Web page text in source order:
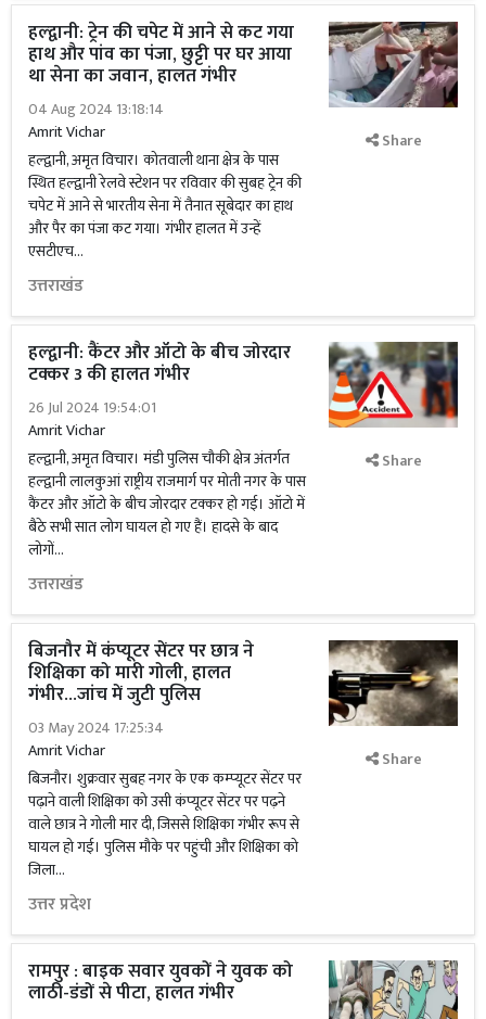
हल्द्वानी: ट्रेन की चपेट में आने से कट गया
हाथ और पांव का पंजा, छुट्टी पर घर आया
था सेना का जवान, हालत गंभीर
04 Aug 2024 13:18:14
Amrit Vichar
हल्द्वानी, अमृत विचार। कोतवाली थाना क्षेत्र के पास
स्थित हल्द्वानी रेलवे स्टेशन पर रविवार की सुबह ट्रेन की
चपेट में आने से भारतीय सेना में तैनात सूबेदार का हाथ
और पैर का पंजा कट गया। गंभीर हालत में उन्हें
एसटीएच...
उत्तराखंड
Share
हल्द्वानी: कैंटर और ऑटो के बीच जोरदार
टक्कर 3 की हालत गंभीर
26 Jul 2024 19:54:01
Amrit Vichar
हल्द्वानी, अमृत विचार। मंडी पुलिस चौकी क्षेत्र अंतर्गत
हल्द्वानी लालकुआं राष्ट्रीय राजमार्ग पर मोती नगर के पास
कैंटर और ऑटो के बीच जोरदार टक्कर हो गई। ऑटो में
बैठे सभी सात लोग घायल हो गए हैं। हादसे के बाद
लोगों...
उत्तराखंड
Share
बिजनौर में कंप्यूटर सेंटर पर छात्र ने
शिक्षिका को मारी गोली, हालत
गंभीर...जांच में जुटी पुलिस
03 May 2024 17:25:34
Amrit Vichar
बिजनौर। शुक्रवार सुबह नगर के एक कम्प्यूटर सेंटर पर
पढ़ाने वाली शिक्षिका को उसी कंप्यूटर सेंटर पर पढ़ने
वाले छात्र ने गोली मार दी, जिससे शिक्षिका गंभीर रूप से
घायल हो गई। पुलिस मौके पर पहुंची और शिक्षिका को
जिला...
उत्तर प्रदेश
Share
रामपुर : बाइक सवार युवकों ने युवक को
लाठी-डंडों से पीटा, हालत गंभीर